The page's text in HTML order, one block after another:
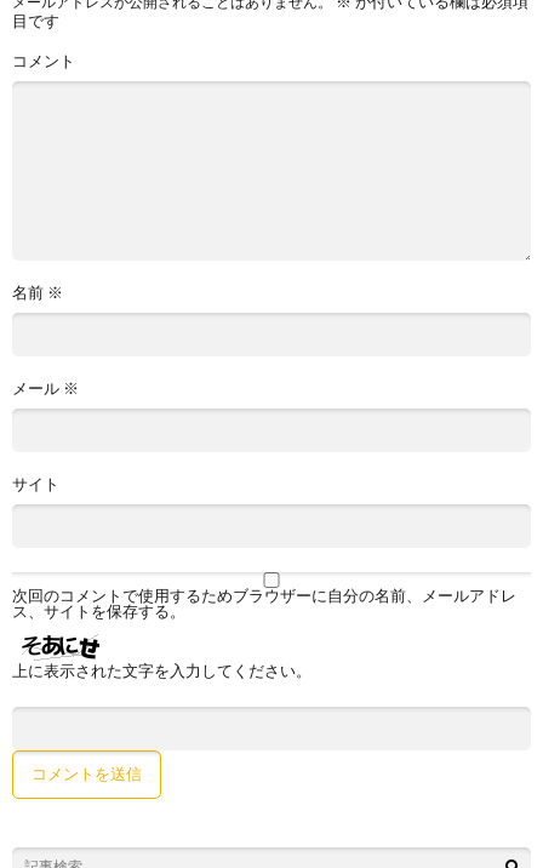
目です
コメント
名前 ※
メール ※
サイト
次回のコメントで使用するためブラウザーに自分の名前、メールアドレ
ス、サイトを保存する。
上に表示された文字を入力してください。